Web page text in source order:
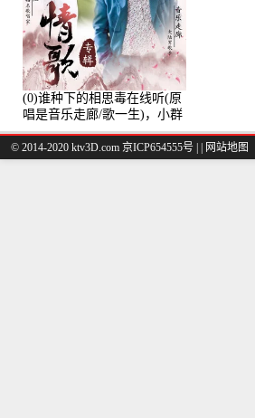
(0)谁种下的相思毒在线听(原
唱是音乐走廊/歌一生)，小群
演唱点播:8975次
© 2014-2020 ktv3D.com 京ICP654555号 | 网站地图